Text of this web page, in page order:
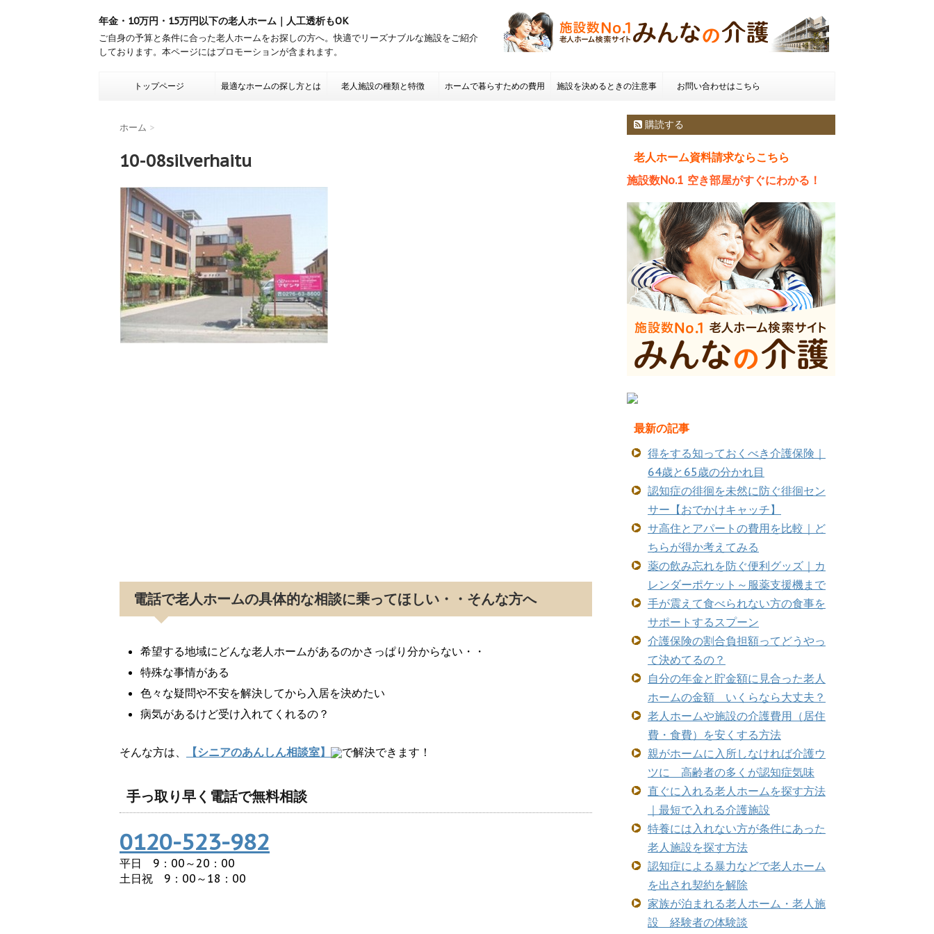
年金・10万円・15万円以下の老人ホーム｜人工透析もOK
ご自身の予算と条件に合った老人ホームをお探しの方へ。快適でリーズナブルな施設をご紹介
しております。本ページにはプロモーションが含まれます。
トップページ 最適なホームの探し方とは 老人施設の種類と特徴 ホームで暮らすための費用 施設を決めるときの注意事
項 老人ホームの種類とお金
お問い合わせはこちら
ホーム >
10-08silverhaitu
電話で老人ホームの具体的な相談に乗ってほしい・・そんな方へ
希望する地域にどんな老人ホームがあるのかさっぱり分からない・・
特殊な事情がある
色々な疑問や不安を解決してから入居を決めたい
病気があるけど受け入れてくれるの？
そんな方は、 【シニアのあんしん相談室】 で解決できます！
手っ取り早く電話で無料相談
0120-523-982
平日 9：00～20：00
土日祝 9：00～18：00
購読する
老人ホーム資料請求ならこちら
施設数No.1 空き部屋がすぐにわかる！
最新の記事
得をする知っておくべき介護保険｜
64歳と65歳の分かれ目
認知症の徘徊を未然に防ぐ徘徊セン
サー【おでかけキャッチ】
サ高住とアパートの費用を比較｜ど
ちらが得か考えてみる
薬の飲み忘れを防ぐ便利グッズ｜カ
レンダーポケット～服薬支援機まで
手が震えて食べられない方の食事を
サポートするスプーン
介護保険の割合負担額ってどうやっ
て決めてるの？
自分の年金と貯金額に見合った老人
ホームの金額 いくらなら大丈夫？
老人ホームや施設の介護費用（居住
費・食費）を安くする方法
親がホームに入所しなければ介護ウ
ツに 高齢者の多くが認知症気味
直ぐに入れる老人ホームを探す方法
｜最短で入れる介護施設
特養には入れない方が条件にあった
老人施設を探す方法
認知症による暴力などで老人ホーム
を出され契約を解除
家族が泊まれる老人ホーム・老人施
設 経験者の体験談